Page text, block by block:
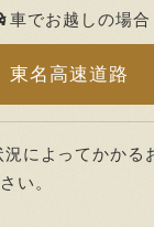
車でお越しの場合
東名高速道路
によってかかる
い。